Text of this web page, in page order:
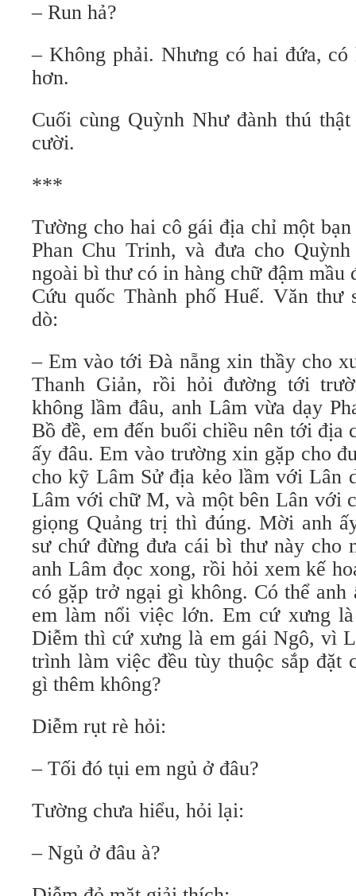
– Run hả?
– Không phải. Nhưng có hai đứa,
hơn.
Cuối cùng Quỳnh Như đành thú
cười.
***
Tường cho hai cô gái địa chỉ một
Phan Chu Trinh, và đưa cho
ngoài bì thư có in hàng chữ đậm mầu
Cứu quốc Thành phố Huế. Văn thư
dò:
– Em vào tới Ðà nẵng xin thầy cho
Thanh Giản, rồi hỏi đường tới
không lầm đâu, anh Lâm vừa dạy
Bồ đề, em đến buổi chiều nên tới địa
ấy đâu. Em vào trường xin gặp cho
cho kỹ Lâm Sử địa kẻo lầm với Lân
Lâm với chữ M, và một bên Lân với
giọng Quảng trị thì đúng. Mời anh
sư chứ đừng đưa cái bì thư này cho
anh Lâm đọc xong, rồi hỏi xem kế
có gặp trở ngại gì không. Có thể
em làm nổi việc lớn. Em cứ xưng
Diễm thì cứ xưng là em gái Ngô, vì
trình làm việc đều tùy thuộc sắp đặt
gì thêm không?
Diễm rụt rè hỏi:
– Tối đó tụi em ngủ ở đâu?
Tường chưa hiểu, hỏi lại:
– Ngủ ở đâu à?